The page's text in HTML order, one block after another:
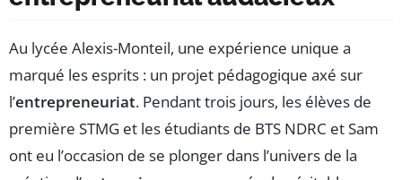
Au lycée Alexis-Monteil, une expérience unique a
marqué les esprits : un projet pédagogique axé sur
l’entrepreneuriat. Pendant trois jours, les élèves de
première STMG et les étudiants de BTS NDRC et Sam
ont eu l’occasion de se plonger dans l’univers de la